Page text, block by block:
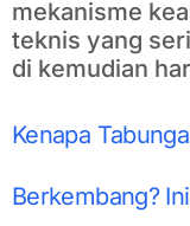
mekanisme
teknis yang
di kemudian
Kenapa
Berkembang?